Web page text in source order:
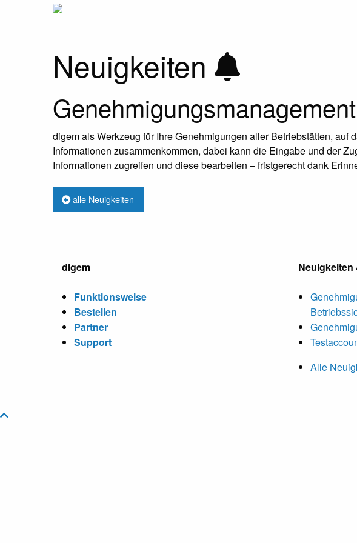
Neuigkeiten
digem als Werkzeug für Ihre Genehmigungen aller Betriebstätten,
Informationen zusammenkommen, dabei kann die Eingabe und der
Informationen zugreifen und diese bearbeiten – fristgerecht dank
alle Neuigkeiten
digem
Funktionsweise
Bestellen
Partner
Support
Neuigkeiten
Alle